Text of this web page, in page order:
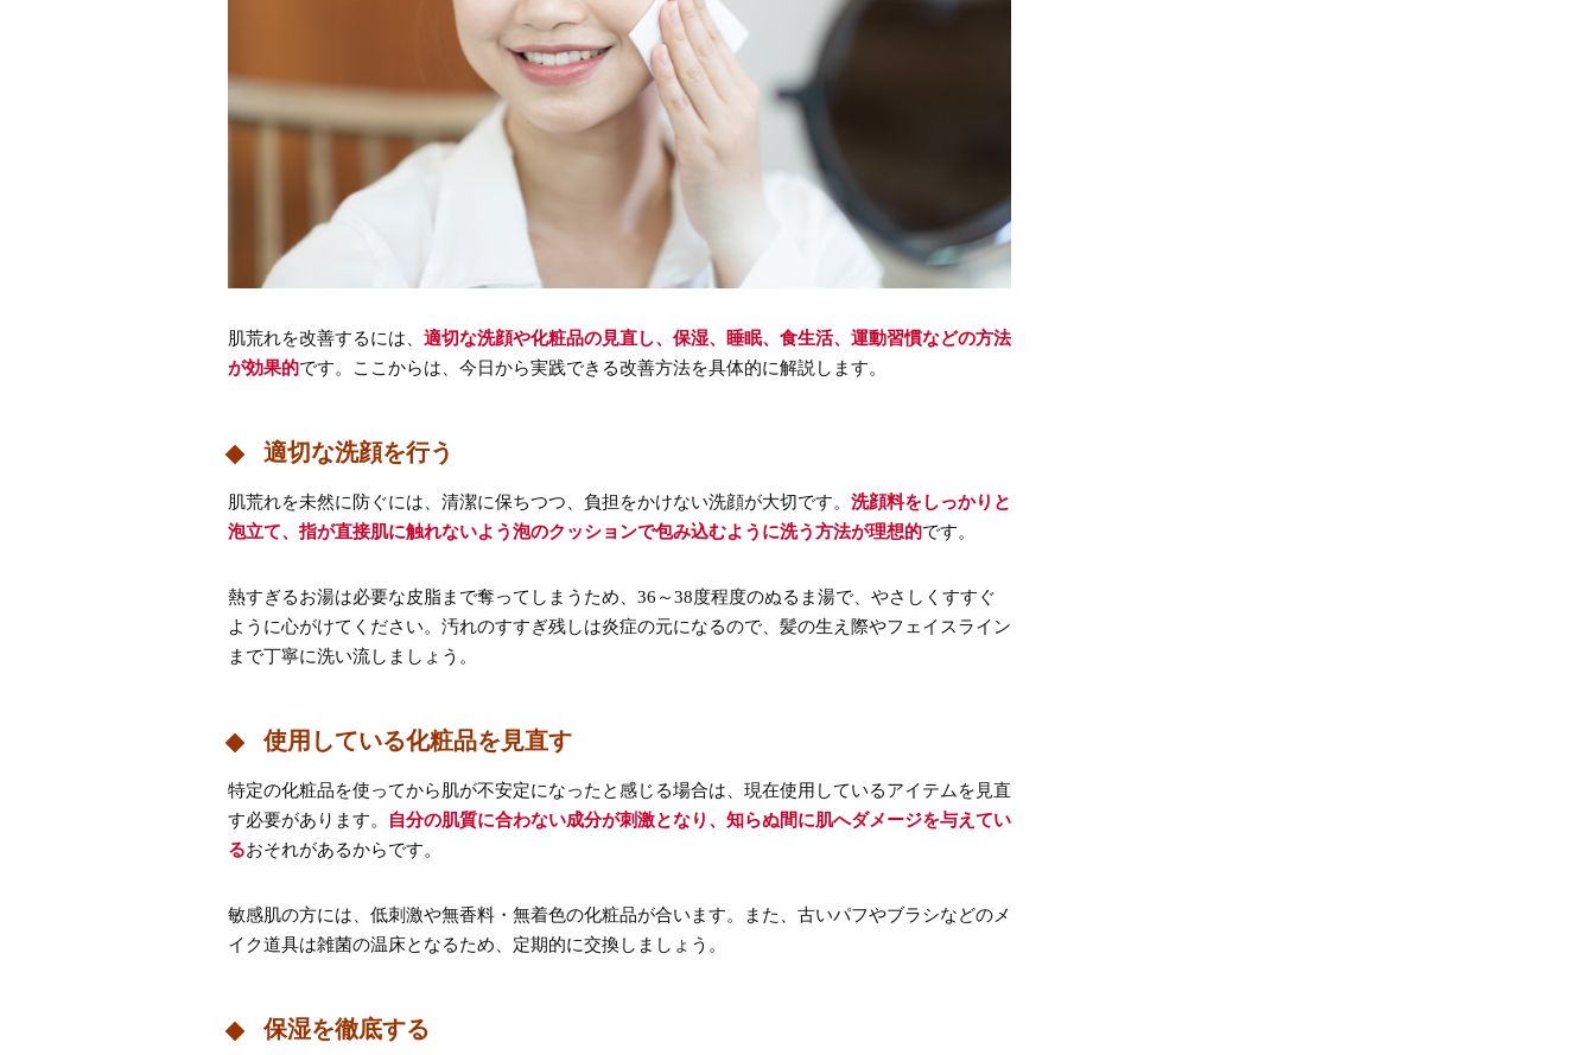
肌荒れを改善するには、 適切な洗顔や化粧品の見直し、保湿、睡眠、食生活、運動習慣などの方法
が効果的です。ここからは、今日から実践できる改善方法を具体的に解説します。
適切な洗顔を行う
肌荒れを未然に防ぐには、清潔に保ちつつ、負担をかけない洗顔が大切です。 洗顔料をしっかりと
泡立て、指が直接肌に触れないよう泡のクッションで包み込むように洗う方法が理想的です。
熱すぎるお湯は必要な皮脂まで奪ってしまうため、36～38度程度のぬるま湯で、やさしくすすぐ
ように心がけてください。汚れのすすぎ残しは炎症の元になるので、髪の生え際やフェイスライン
まで丁寧に洗い流しましょう。
使用している化粧品を見直す
特定の化粧品を使ってから肌が不安定になったと感じる場合は、現在使用しているアイテムを見直
す必要があります。
自分の肌質に合わない成分が刺激となり、知らぬ間に肌へダメージを与えてい
るおそれがあるからです。
敏感肌の方には、低刺激や無香料・無着色の化粧品が合います。また、古いパフやブラシなどのメ
イク道具は雑菌の温床となるため、定期的に交換しましょう。
保湿を徹底する